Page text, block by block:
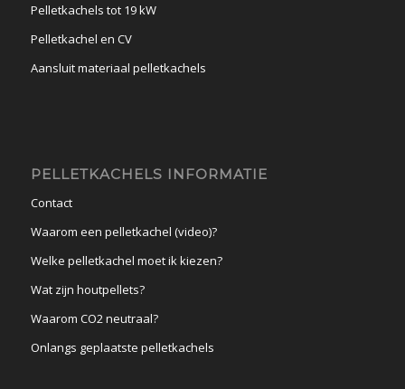
Pelletkachels tot 19 kW
Pelletkachel en CV
Aansluit materiaal pelletkachels
PELLETKACHELS INFORMATIE
Contact
Waarom een pelletkachel (video)?
Welke pelletkachel moet ik kiezen?
Wat zijn houtpellets?
Waarom CO2 neutraal?
Onlangs geplaatste pelletkachels